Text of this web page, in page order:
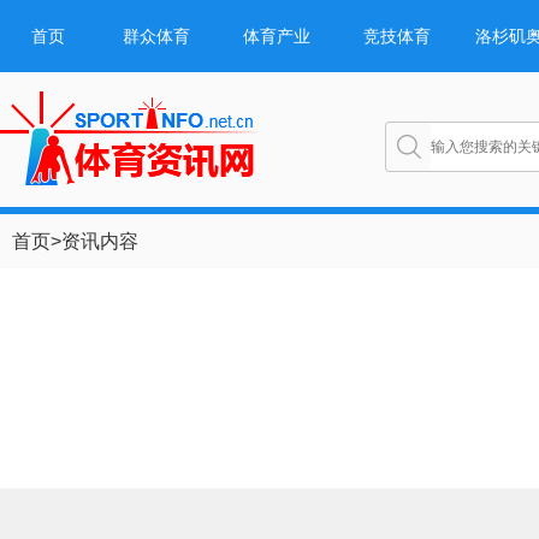
首页 群众体育 体育产业 竞技体育 洛杉矶
首页>资讯内容